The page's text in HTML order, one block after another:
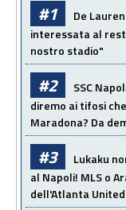
#1
De
interessata al
nostro stadio"
#2
SSC
diremo ai tifosi
Maradona? Da
#3
Lukaku
al Napoli! MLS o
dell'Atlanta United